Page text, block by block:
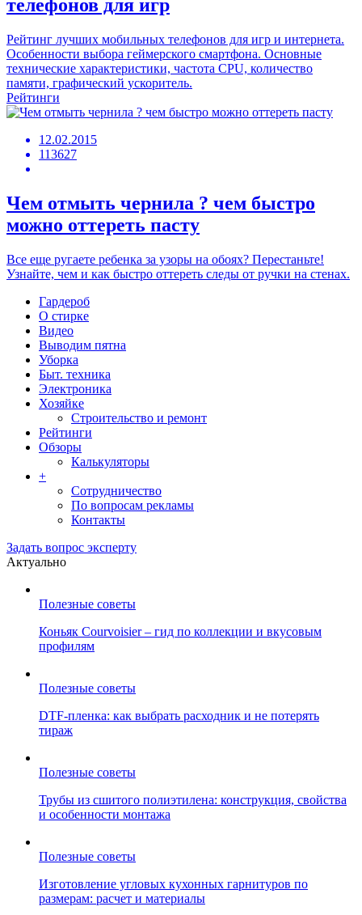
телефонов для игр
Рейтинг лучших мобильных телефонов для игр и интернета.
Особенности выбора геймерского смартфона. Основные
технические характеристики, частота CPU, количество
памяти, графический ускоритель.
Рейтинги
12.02.2015
113627
Чем отмыть чернила ? чем быстро
можно оттереть пасту
Все еще ругаете ребенка за узоры на обоях? Перестаньте!
Узнайте, чем и как быстро оттереть следы от ручки на стенах.
Гардероб
О стирке
Видео
Выводим пятна
Уборка
Быт. техника
Электроника
Хозяйке
Строительство и ремонт
Рейтинги
Обзоры
Калькуляторы
+
Сотрудничество
По вопросам рекламы
Контакты
Задать вопрос эксперту
Актуально
Полезные советы
Коньяк Courvoisier – гид по коллекции и вкусовым
профилям
Полезные советы
DTF-пленка: как выбрать расходник и не потерять
тираж
Полезные советы
Трубы из сшитого полиэтилена: конструкция, свойства
и особенности монтажа
Полезные советы
Изготовление угловых кухонных гарнитуров по
размерам: расчет и материалы